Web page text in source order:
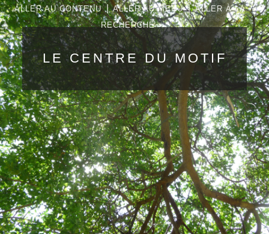
ALLER AU CONTENU | ALLER AU MENU | ALLER À LA
RECHERCHE
LE CENTRE DU MOTIF